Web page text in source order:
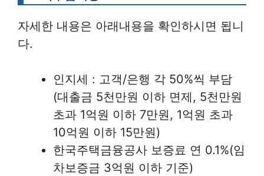
자세한 내용은 아래내용을 확인하시면 됩니
다.
인지세 : 고객/은행 각 50%씩 부담
(대출금 5천만원 이하 면제, 5천만원
초과 1억원 이하 7만원, 1억원 초과
10억원 이하 15만원)
한국주택금융공사 보증료 연 0.1%(임
차보증금 3억원 이하 기준)